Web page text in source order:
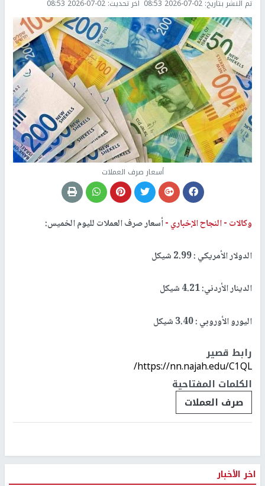
تم النشر بتاريخ: 2026-07-02 08:53 اخر تحديث: 2026-07-02 08:53
أسعار صرف العملات
وكالات -النجاح الإخباري -أسعار صرف العملات لليوم الخميس:
الدولار الأمريكي : 2.99 شيكل
الدينار الأردني: 4.21 شيكل
اليورو الأوروبي : 3.40 شيكل
رابط قصير
https://nn.najah.edu/C1QL/
الكلمات المفتاحية
صرف العملات
اخر الأخبار